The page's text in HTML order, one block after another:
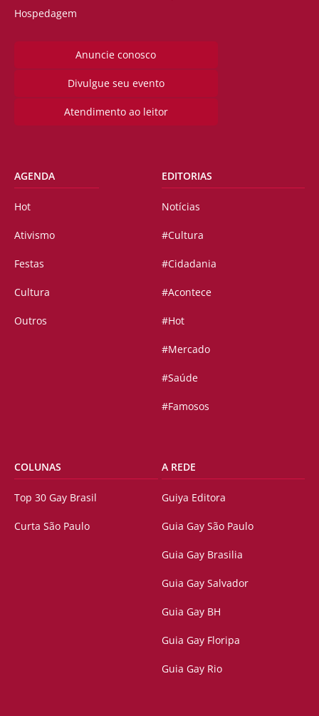
Hospedagem
Anuncie conosco
Divulgue seu evento
Atendimento ao leitor
AGENDA
Hot
Ativismo
Festas
Cultura
Outros
EDITORIAS
Notícias
#Cultura
#Cidadania
#Acontece
#Hot
#Mercado
#Saúde
#Famosos
COLUNAS
Top 30 Gay Brasil
Curta São Paulo
A REDE
Guiya Editora
Guia Gay São Paulo
Guia Gay Brasilia
Guia Gay Salvador
Guia Gay BH
Guia Gay Floripa
Guia Gay Rio